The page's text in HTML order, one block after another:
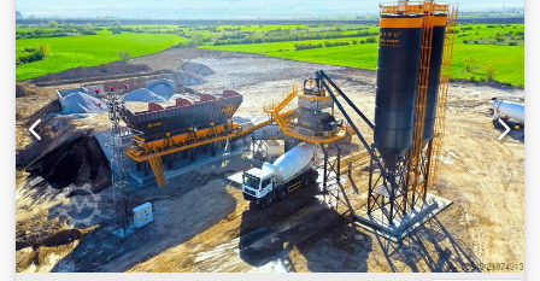
PC - SPS - Drucker. Elektronische Ausrüstung: Siemens
Andere Ausrüstung und Zubehör: Italienisch Unbegrenzte
Benutzer und Fernzugriff Djdpfxeflz Hfe Ag Eock Sehr
geringe Transportkosten: Zwei Container. Die Installation
und Inbetriebnahme der Anlage liegt in unserer
Verantwortung. Wir bieten einen exzellenten After-Sales-
Service. 24/7 DIENSTLEISTUNGEN. Export von mehr als
1000 Betonfertigungsanlagen in mehr als 90 Länder auf
der ganzen Welt. * NIEDRIGE VERSANDKOSTEN (zwei 40F-
OT-Container oder zwei Standard-Anhänger) * SCHNELLE
INSTALLATION * EINFACHE UND EINFACHE VERWENDUNG"